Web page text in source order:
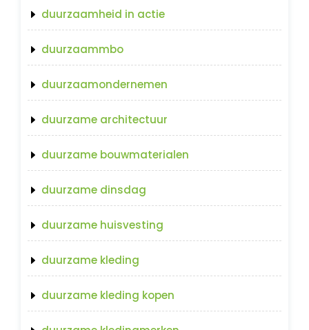
duurzaamheid in actie
duurzaammbo
duurzaamondernemen
duurzame architectuur
duurzame bouwmaterialen
duurzame dinsdag
duurzame huisvesting
duurzame kleding
duurzame kleding kopen